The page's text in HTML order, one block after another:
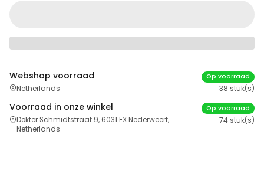
Webshop voorraad
Netherlands
Op voorraad
38 stuk(s)
Voorraad in onze winkel
Dokter Schmidtstraat 9, 6031 EX Nederweert,
Netherlands
Op voorraad
74 stuk(s)